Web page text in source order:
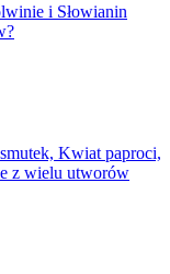
i Słowianin
Kwiat paproci,
z wielu utworów